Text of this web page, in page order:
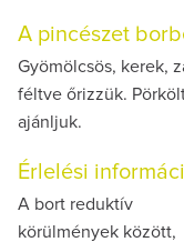
A pincészet
Gyömölcsös, kerek,
féltve őrizzük.
ajánljuk.
Érlelési
A bort reduktív
körülmények között,